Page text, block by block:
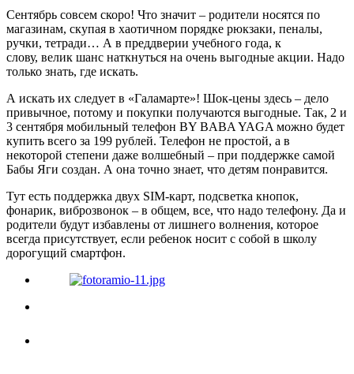
Сентябрь совсем скоро! Что значит – родители носятся по
магазинам, скупая в хаотичном порядке рюкзаки, пеналы,
ручки, тетради… А в преддверии учебного года, к
слову, велик шанс наткнуться на очень выгодные акции. Надо
только знать, где искать.
А искать их следует в «Галамарте»! Шок-цены здесь – дело
привычное, потому и покупки получаются выгодные. Так, 2 и
3 сентября мобильный телефон BY BABA YAGA можно будет
купить всего за 199 рублей. Телефон не простой, а в
некоторой степени даже волшебный – при поддержке самой
Бабы Яги создан. А она точно знает, что детям понравится.
Тут есть поддержка двух SIM-карт, подсветка кнопок,
фонарик, виброзвонок – в общем, все, что надо телефону. Да и
родители будут избавлены от лишнего волнения, которое
всегда присутствует, если ребенок носит с собой в школу
дорогущий смартфон.